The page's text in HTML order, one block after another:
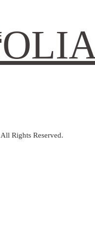
Rights Reserved.